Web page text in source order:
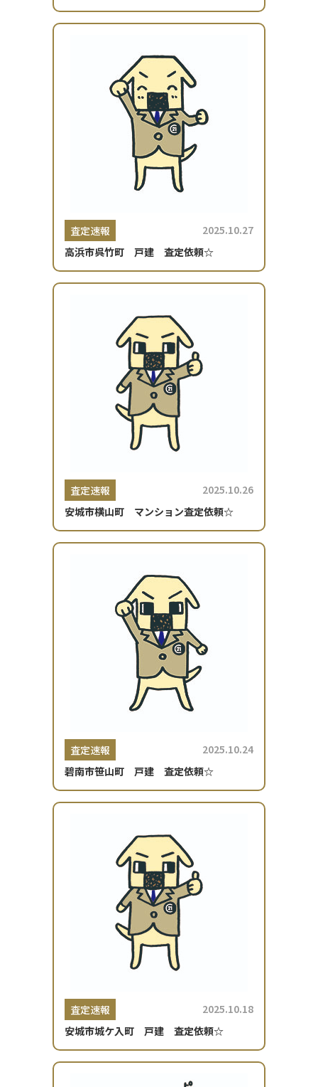
査定速報
2025.10.27
高浜市呉竹町 戸建 査定依頼☆
査定速報
2025.10.26
安城市横山町 マンション査定依頼☆
査定速報
2025.10.24
碧南市笹山町 戸建 査定依頼☆
査定速報
2025.10.18
安城市城ケ入町 戸建 査定依頼☆